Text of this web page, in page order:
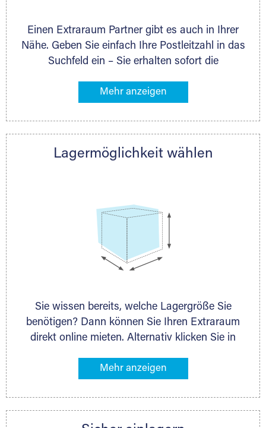
Einen Extraraum Partner gibt es auch in Ihrer
Nähe. Geben Sie einfach Ihre Postleitzahl in das
Suchfeld ein – Sie erhalten sofort die
Lagermöglichkeiten in Ihrer Nähe. An zahlreichen
direkt online mieten. Gibt es Extraraum noch
nächstgelegenen Partner und besprechen alles
Lagermöglichkeit wählen
Sie wissen bereits, welche Lagergröße Sie
benötigen? Dann können Sie Ihren Extraraum
direkt online mieten. Alternativ klicken Sie in
Gegenstände an, die Sie einlagern möchten –
ermittelt. Natürlich steht Ihnen Ihr Extraraum